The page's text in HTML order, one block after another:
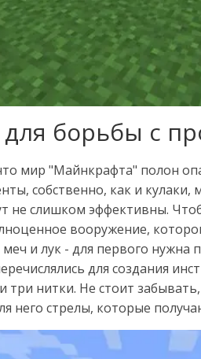
борьбы с
мир "Майнкрафта" полон
собственно, как и
не слишком эффективны.
вооружение,
и лук - для первого нужна
для создания
три нитки. Не стоит
него стрелы, которые